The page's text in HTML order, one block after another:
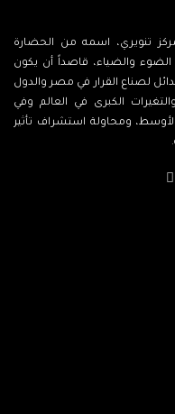
رع للدراسات في يناير ٢٠٢١، كمركز تنويري، اسمه من الحضارة
الضوء والضياء، قاصداً أن يكون
لصناع القرار في مصر والدول
الكبرى في العالم وفي
ومحاولة استشراف تأثير
‫YouTube